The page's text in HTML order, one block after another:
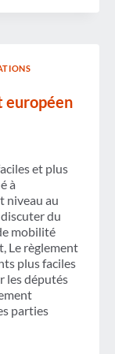
européen
et plus
à
niveau au
du
mobilité
Le règlement
plus faciles
les députés
parties